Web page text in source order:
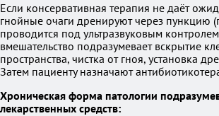
Если консервативная терапия не даёт
гнойные очаги дренируют через пункцию
проводится под ультразвуковым
вмешательство подразумевает вскрытие
пространства, чистка от гноя, установка
Затем пациенту назначают
Хроническая форма патологии
лекарственных средств: